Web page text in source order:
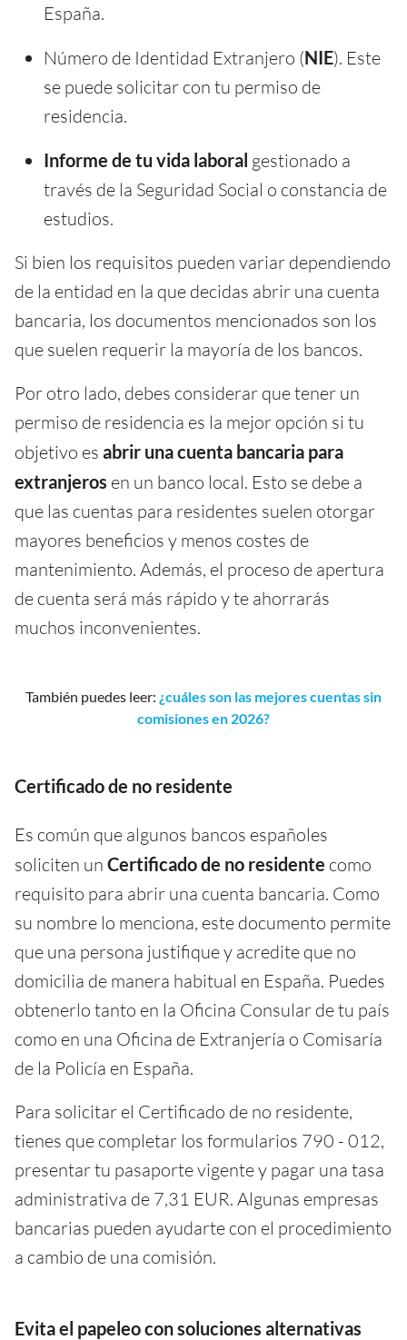
España.
Número de Identidad Extranjero (NIE). Este
se puede solicitar con tu permiso de
residencia.
Informe de tu vida laboral gestionado a
través de la Seguridad Social o constancia de
estudios.
Si bien los requisitos pueden variar dependiendo
de la entidad en la que decidas abrir una cuenta
bancaria, los documentos mencionados son los
que suelen requerir la mayoría de los bancos.
Por otro lado, debes considerar que tener un
permiso de residencia es la mejor opción si tu
objetivo es abrir una cuenta bancaria para
extranjeros en un banco local. Esto se debe a
que las cuentas para residentes suelen otorgar
mayores beneficios y menos costes de
mantenimiento. Además, el proceso de apertura
de cuenta será más rápido y te ahorrarás
muchos inconvenientes.
También puedes leer: ¿cuáles son las mejores cuentas sin
comisiones en 2026?
Certificado de no residente
Es común que algunos bancos españoles
soliciten un Certificado de no residente como
requisito para abrir una cuenta bancaria. Como
su nombre lo menciona, este documento permite
que una persona justifique y acredite que no
domicilia de manera habitual en España. Puedes
obtenerlo tanto en la Oficina Consular de tu país
como en una Oficina de Extranjería o Comisaría
de la Policía en España.
Para solicitar el Certificado de no residente,
tienes que completar los formularios 790 - 012,
presentar tu pasaporte vigente y pagar una tasa
administrativa de 7,31 EUR. Algunas empresas
bancarias pueden ayudarte con el procedimiento
a cambio de una comisión.
Evita el papeleo con soluciones alternativas